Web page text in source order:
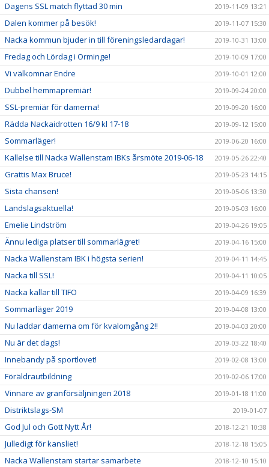
Dagens SSL match flyttad 30 min 2019-11-09 13:21
Dalen kommer på besök! 2019-11-07 15:30
Nacka kommun bjuder in till föreningsledardagar! 2019-10-31 13:00
Fredag och Lördag i Orminge! 2019-10-09 17:00
Vi välkomnar Endre 2019-10-01 12:00
Dubbel hemmapremiär! 2019-09-24 20:00
SSL-premiär för damerna! 2019-09-20 16:00
Rädda Nackaidrotten 16/9 kl 17-18 2019-09-12 15:00
Sommarläger! 2019-06-20 16:00
Kallelse till Nacka Wallenstam IBKs årsmöte 2019-06-18 2019-05-26 22:40
Grattis Max Bruce! 2019-05-23 14:15
Sista chansen! 2019-05-06 13:30
Landslagsaktuella! 2019-05-03 16:00
Emelie Lindström 2019-04-26 19:05
Ännu lediga platser till sommarlägret! 2019-04-16 15:00
Nacka Wallenstam IBK i högsta serien! 2019-04-11 14:45
Nacka till SSL! 2019-04-11 10:05
Nacka kallar till TIFO 2019-04-09 16:39
Sommarläger 2019 2019-04-08 13:00
Nu laddar damerna om för kvalomgång 2!! 2019-04-03 20:00
Nu är det dags! 2019-03-22 18:40
Innebandy på sportlovet! 2019-02-08 13:00
Föräldrautbildning 2019-02-06 17:00
Vinnare av granförsäljningen 2018 2019-01-18 11:00
Distriktslags-SM 2019-01-07
God Jul och Gott Nytt År! 2018-12-21 10:38
Julledigt för kansliet! 2018-12-18 15:05
Nacka Wallenstam startar samarbete 2018-12-10 15:10